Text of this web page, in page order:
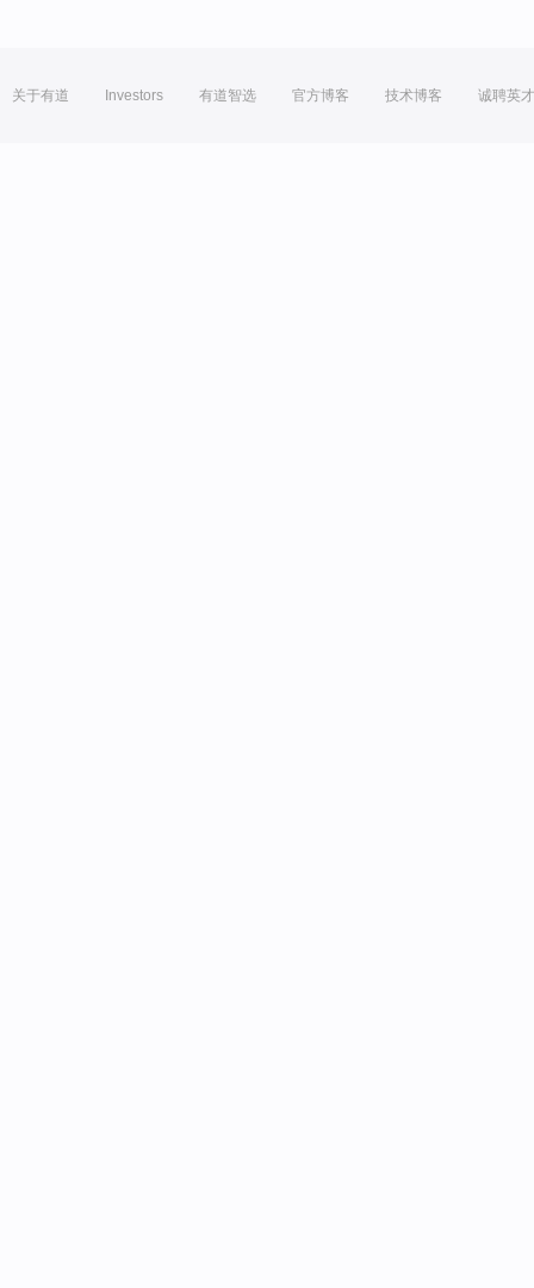
关于有道 Investors 有道智选 官方博客 技术博客 诚聘英才